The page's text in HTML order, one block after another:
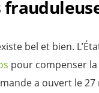
bel et bien.
pour compenser la
a ouvert le 27